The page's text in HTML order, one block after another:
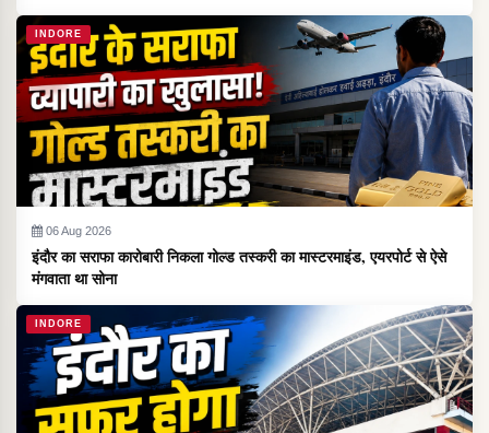
INDORE
06 Aug 2026
इंदौर का सराफा कारोबारी निकला गोल्ड तस्करी का मास्टरमाइंड, एयरपोर्ट से ऐसे
मंगवाता था सोना
INDORE